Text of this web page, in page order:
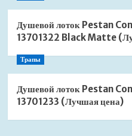
Душевой лоток Pestan
13701322 Black Matte
Трапы
Душевой лоток Pestan
13701233 (Лучшая цена)